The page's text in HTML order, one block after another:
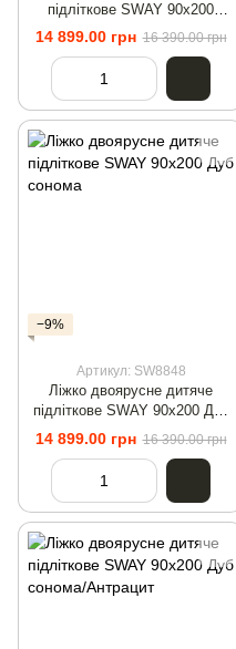
підліткове SWAY 90x200
Білий/Дуб сонома
14 899.00 грн 16 390.00 грн
−9%
Артикул: SW8848
Ліжко двоярусне дитяче
підліткове SWAY 90x200 Дуб
сонома
14 899.00 грн 16 390.00 грн